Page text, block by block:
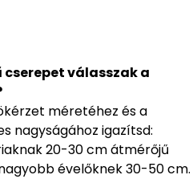
cserepet válasszak a
méretéhez és a
nagyságához igazítsd:
20-30 cm átmérőjű
évelőknek 30-50 cm.